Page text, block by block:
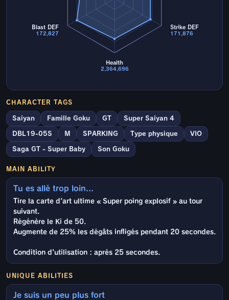
Strike DEF
171,876
Health
2,364,696
Blast DEF
172,827
CHARACTER TAGS
Saiyan Famille Goku GT Super Saiyan 4
DBL19-05S M SPARKING Type physique VIO
Saga GT - Super Baby Son Goku
MAIN ABILITY
Tu es allé trop loin...
Tire la carte d'art ultime « Super poing explosif » au tour
suivant.
Régénère le Ki de 50.
Augmente de 25% les dégâts infligés pendant 20 secondes.
Condition d'utilisation : après 25 secondes.
UNIQUE ABILITIES
Je suis un peu plus fort